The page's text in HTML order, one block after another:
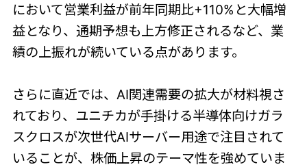
において営業利益が前年同期比+110%と大幅増
益となり、通期予想も上方修正されるなど、業
績の上振れが続いている点があります。
さらに直近では、AI関連需要の拡大が材料視さ
れており、ユニチカが手掛ける半導体向けガラ
スクロスが次世代AIサーバー用途で注目されて
いることが、株価上昇のテーマ性を強めていま